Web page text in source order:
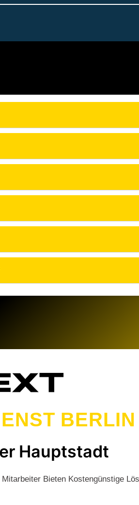
BERLIN
Hauptstadt
Bieten Kostengünstige